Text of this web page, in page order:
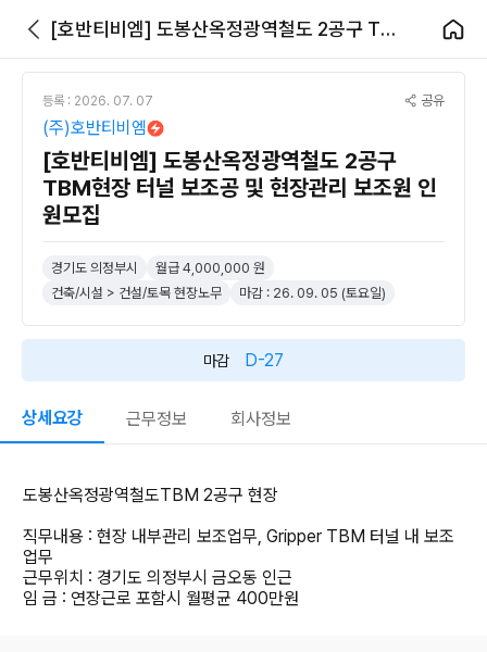
[호반티비엠] 도봉산옥정광역철도 2공구 TBM현장 터널 보조공 및 현장관리 보조원 인원모집
등록 : 2026. 07. 07 공유
(주)호반티비엠
[호반티비엠] 도봉산옥정광역철도 2공구
TBM현장 터널 보조공 및 현장관리 보조원 인
원모집
경기도 의정부시
월급 4,000,000 원
건축/시설 > 건설/토목 현장노무
마감 : 26. 09. 05 (토요일)
마감 D-27
상세요강 근무정보 회사정보
도봉산옥정광역철도TBM 2공구 현장
직무내용 : 현장 내부관리 보조업무, Gripper TBM 터널 내 보조
업무
근무위치 : 경기도 의정부시 금오동 인근
임 금 : 연장근로 포함시 월평균 400만원